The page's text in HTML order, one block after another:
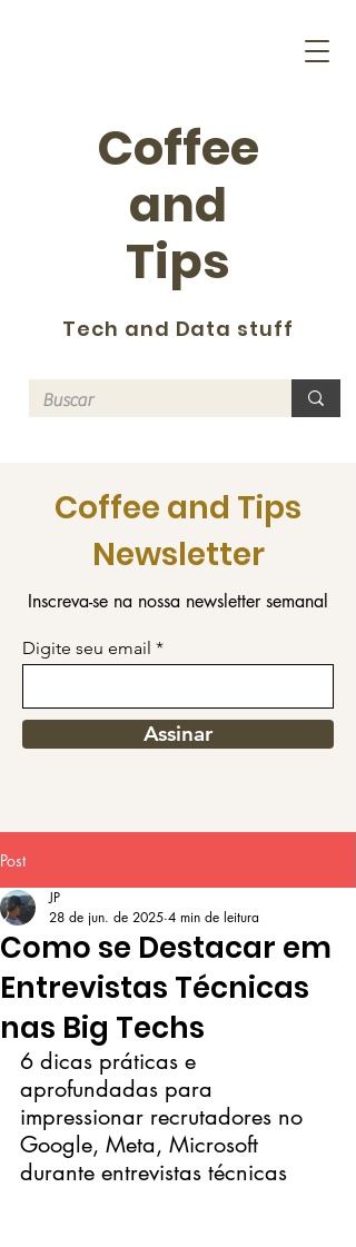
Coffee
and
Tips
Tech and Data stuff
Coffee and Tips
Newsletter
Inscreva-se na nossa newsletter semanal
Digite seu email
Assinar
Post
Como se Destacar em
Entrevistas Técnicas
nas Big Techs
JP
28 de jun. de 2025 4 min de leitura
6 dicas práticas e
aprofundadas para
impressionar recrutadores no
Google, Meta, Microsoft
durante entrevistas técnicas